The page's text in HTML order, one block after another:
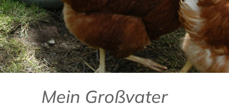
Mein Großvater